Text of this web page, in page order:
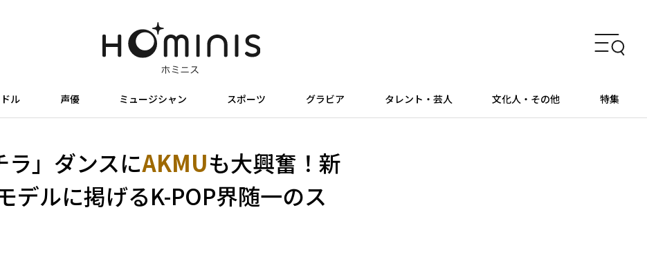
ル 声優 ミュージシャン スポーツ グラビア タレント・芸人 文化人・その他 特集
ラ」ダンスにAKMUも大興奮！新
デルに掲げるK-POP界随一のス